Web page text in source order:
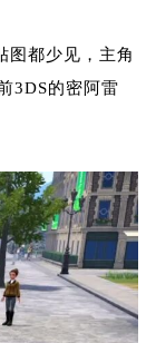
图都少见，主角
3DS的密阿雷